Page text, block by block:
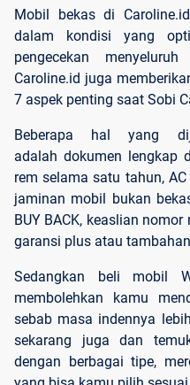
Mobil bekas di
dalam kondisi yang
pengecekan
Caroline.id juga
7 aspek penting saat Sobi
Beberapa hal yang
adalah dokumen lengkap
rem selama satu tahun,
jaminan mobil bukan
BUY BACK, keaslian
garansi plus atau
Sedangkan beli mobil
membolehkan kamu
sebab masa indennya
sekarang juga dan
dengan berbagai tipe,